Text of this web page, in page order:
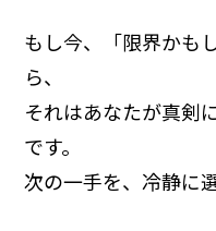
もし今、「限界かも
ら、
それはあなたが真剣
です。
次の一手を、冷静に